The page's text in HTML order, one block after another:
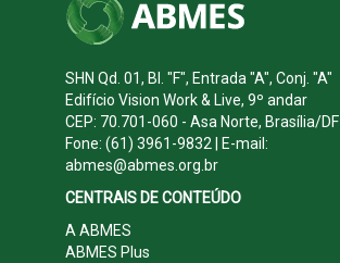
SHN Qd. 01, Bl. "F", Entrada "A", Conj. "A"
Edifício Vision Work & Live, 9º andar
CEP: 70.701-060 - Asa Norte, Brasília/DF
Fone: (61) 3961-9832 | E-mail:
abmes@abmes.org.br
CENTRAIS DE CONTEÚDO
A ABMES
ABMES Plus